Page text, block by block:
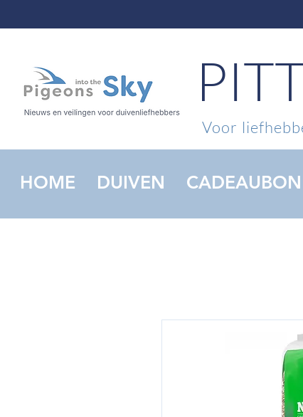
Voor
HOME DUIVEN CADEAUBON